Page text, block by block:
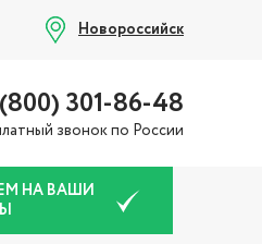
Новороссийск
301-86-48
звонок по России
НА ВАШИ